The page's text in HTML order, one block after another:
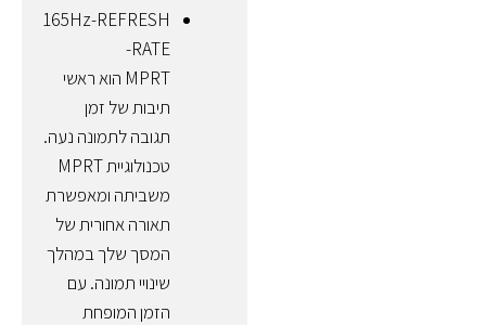
165Hz-REFRESH
RATE-
MPRT הוא ראשי
תיבות של זמן
תגובה לתמונה נעה.
טכנולוגיית MPRT
משביתה ומאפשרת
תאורה אחורית של
המסך שלך במהלך
שינויי תמונה. עם
הזמן המופחת